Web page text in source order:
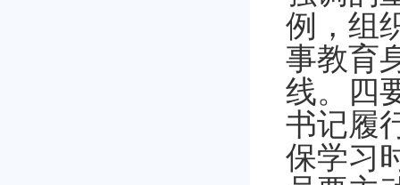
例，组
事教育
线。
四
书记履
保学习